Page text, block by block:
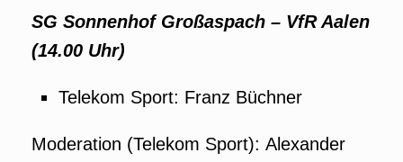
SG Sonnenhof Großaspach – VfR Aalen
(14.00 Uhr)
Telekom Sport: Franz Büchner
Moderation (Telekom Sport): Alexander